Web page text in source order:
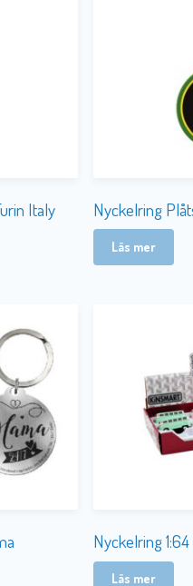
Italy Nyckelring
Läs mer
Nyckelring
Läs mer